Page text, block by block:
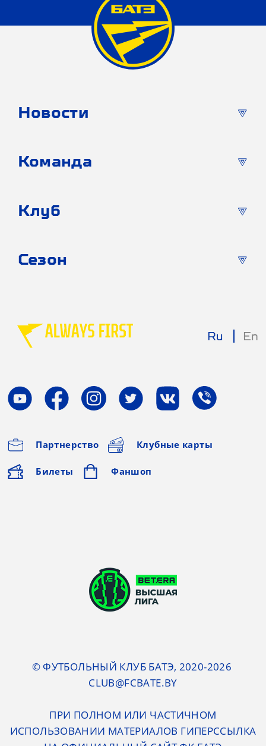
Ru En
Партнерство Клубные карты
Билеты Фаншоп
Новости
Команда
Клуб
Сезон
© ФУТБОЛЬНЫЙ КЛУБ БАТЭ, 2020-2026
CLUB@FCBATE.BY
ПРИ ПОЛНОМ ИЛИ ЧАСТИЧНОМ
ИСПОЛЬЗОВАНИИ МАТЕРИАЛОВ ГИПЕРССЫЛКА